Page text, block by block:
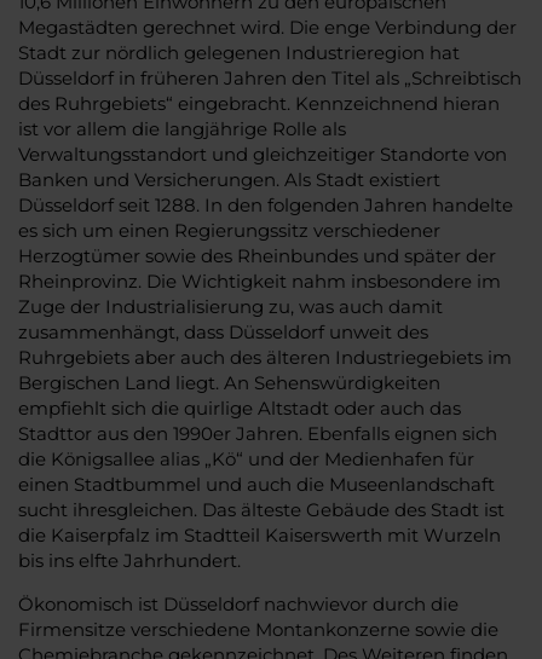
Megastädten gerechnet wird. Die enge Verbindung der
Stadt zur nördlich gelegenen Industrieregion hat
Düsseldorf in früheren Jahren den Titel als „Schreibtisch
des Ruhrgebiets“ eingebracht. Kennzeichnend hieran
ist vor allem die langjährige Rolle als
Verwaltungsstandort und gleichzeitiger Standorte von
Banken und Versicherungen. Als Stadt existiert
Düsseldorf seit 1288. In den folgenden Jahren handelte
es sich um einen Regierungssitz verschiedener
Herzogtümer sowie des Rheinbundes und später der
Rheinprovinz. Die Wichtigkeit nahm insbesondere im
Zuge der Industrialisierung zu, was auch damit
zusammenhängt, dass Düsseldorf unweit des
Ruhrgebiets aber auch des älteren Industriegebiets im
Bergischen Land liegt. An Sehenswürdigkeiten
empfiehlt sich die quirlige Altstadt oder auch das
Stadttor aus den 1990er Jahren. Ebenfalls eignen sich
die Königsallee alias „Kö“ und der Medienhafen für
einen Stadtbummel und auch die Museenlandschaft
sucht ihresgleichen. Das älteste Gebäude des Stadt ist
die Kaiserpfalz im Stadtteil Kaiserswerth mit Wurzeln
bis ins elfte Jahrhundert.
Ökonomisch ist Düsseldorf nachwievor durch die
Firmensitze verschiedene Montankonzerne sowie die
Chemiebranche gekennzeichnet. Des Weiteren finden